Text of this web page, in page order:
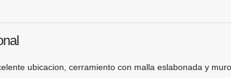
ubicacion, cerramiento con malla eslabonada y